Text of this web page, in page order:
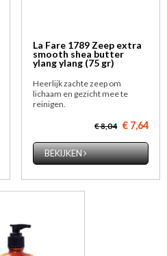
La Fare 1789 Zeep extra
smooth shea butter
ylang ylang (75 gr)
Heerlijk zachte zeep om
lichaam en gezicht mee te
reinigen.
€ 8,04 € 7,64
BEKIJKEN